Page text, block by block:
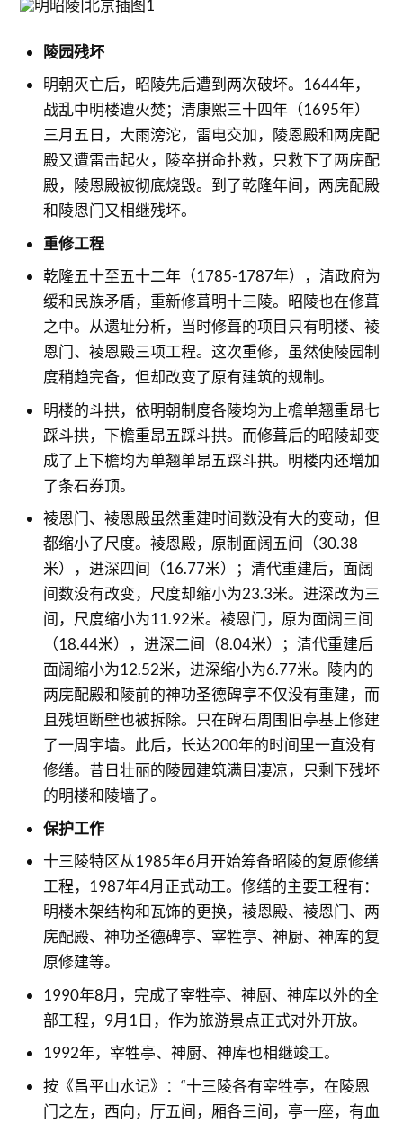
陵园残坏
明朝灭亡后，昭陵先后遭到两次破坏。1644年，
战乱中明楼遭火焚；清康熙三十四年（1695年）
三月五日，大雨滂沱，雷电交加，陵恩殿和两庑配
殿又遭雷击起火，陵卒拼命扑救，只救下了两庑配
殿，陵恩殿被彻底烧毁。到了乾隆年间，两庑配殿
和陵恩门又相继残坏。
重修工程
乾隆五十至五十二年（1785-1787年），清政府为
缓和民族矛盾，重新修葺明十三陵。昭陵也在修葺
之中。从遗址分析，当时修葺的项目只有明楼、裬
恩门、裬恩殿三项工程。这次重修，虽然使陵园制
度稍趋完备，但却改变了原有建筑的规制。
明楼的斗拱，依明朝制度各陵均为上檐单翘重昂七
踩斗拱，下檐重昂五踩斗拱。而修葺后的昭陵却变
成了上下檐均为单翘单昂五踩斗拱。明楼内还增加
了条石券顶。
祾恩门、裬恩殿虽然重建时间数没有大的变动，但
都缩小了尺度。裬恩殿，原制面阔五间（30.38
米），进深四间（16.77米）；清代重建后，面阔
间数没有改变，尺度却缩小为23.3米。进深改为三
间，尺度缩小为11.92米。裬恩门，原为面阔三间
（18.44米），进深二间（8.04米）；清代重建后
面阔缩小为12.52米，进深缩小为6.77米。陵内的
两庑配殿和陵前的神功圣德碑亭不仅没有重建，而
且残垣断壁也被拆除。只在碑石周围旧亭基上修建
了一周宇墙。此后，长达200年的时间里一直没有
修缮。昔日壮丽的陵园建筑满目凄凉，只剩下残坏
的明楼和陵墙了。
保护工作
十三陵特区从1985年6月开始筹备昭陵的复原修缮
工程，1987年4月正式动工。修缮的主要工程有：
明楼木架结构和瓦饰的更换，裬恩殿、裬恩门、两
庑配殿、神功圣德碑亭、宰牲亭、神厨、神库的复
原修建等。
1990年8月，完成了宰牲亭、神厨、神库以外的全
部工程，9月1日，作为旅游景点正式对外开放。
1992年，宰牲亭、神厨、神库也相继竣工。
按《昌平山水记》：“十三陵各有宰牲亭，在陵恩
门之左，西向，厅五间，厢各三间，亭一座，有血